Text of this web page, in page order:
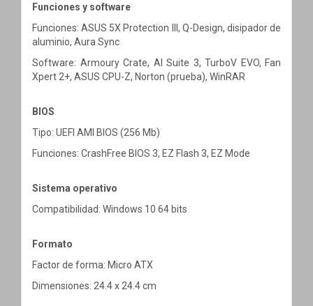
Funciones y software
Funciones: ASUS 5X Protection III, Q-Design, disipador de
aluminio, Aura Sync
Software: Armoury Crate, AI Suite 3, TurboV EVO, Fan
Xpert 2+, ASUS CPU-Z, Norton (prueba), WinRAR
BIOS
Tipo: UEFI AMI BIOS (256 Mb)
Funciones: CrashFree BIOS 3, EZ Flash 3, EZ Mode
Sistema operativo
Compatibilidad: Windows 10 64 bits
Formato
Factor de forma: Micro ATX
Dimensiones: 24.4 x 24.4 cm